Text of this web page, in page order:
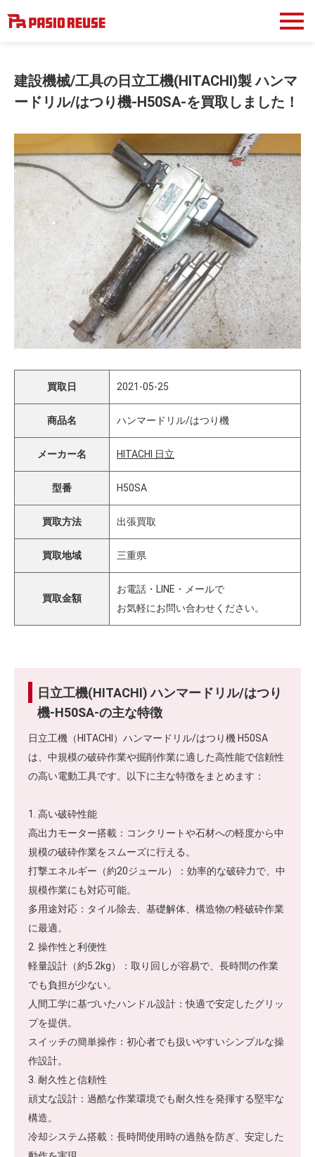
建設機械/工具の日立工機(HITACHI)製 ハンマ
ードリル/はつり機-H50SA-を買取しました！
買取日 2021-05-25
商品名 ハンマードリル/はつり機
メーカー名 HITACHI 日立
型番 H50SA
買取方法 出張買取
買取地域 三重県
買取金額
お電話・LINE・メールで
お気軽にお問い合わせください。
日立工機(HITACHI) ハンマードリル/はつり
機-H50SA-の主な特徴
日立工機（HITACHI）ハンマードリル/はつり機 H50SA
は、中規模の破砕作業や掘削作業に適した高性能で信頼性
の高い電動工具です。以下に主な特徴をまとめます：
1. 高い破砕性能
高出力モーター搭載：コンクリートや石材への軽度から中
規模の破砕作業をスムーズに行える。
打撃エネルギー（約20ジュール）：効率的な破砕力で、中
規模作業にも対応可能。
多用途対応：タイル除去、基礎解体、構造物の軽破砕作業
に最適。
2. 操作性と利便性
軽量設計（約5.2kg）：取り回しが容易で、長時間の作業
でも負担が少ない。
人間工学に基づいたハンドル設計：快適で安定したグリッ
プを提供。
スイッチの簡単操作：初心者でも扱いやすいシンプルな操
作設計。
3. 耐久性と信頼性
頑丈な設計：過酷な作業環境でも耐久性を発揮する堅牢な
構造。
冷却システム搭載：長時間使用時の過熱を防ぎ、安定した